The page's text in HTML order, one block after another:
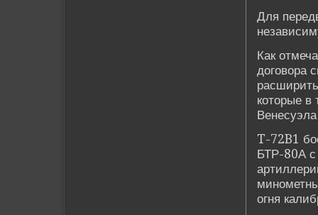
Для
Как
договора
которые в
T-72B1
БТР-80А
огня